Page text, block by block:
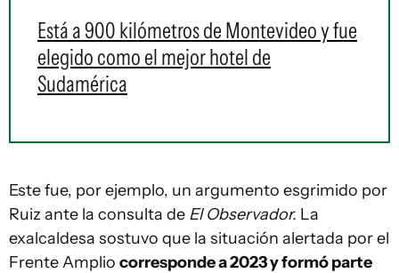
Está a 900 kilómetros de Montevideo y fue
elegido como el mejor hotel de
Sudamérica
Este fue, por ejemplo, un argumento esgrimido por
Ruiz ante la consulta de El Observador. La
exalcaldesa sostuvo que la situación alertada por el
Frente Amplio corresponde a 2023 y formó parte